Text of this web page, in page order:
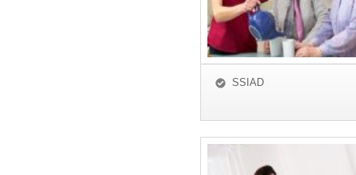
SSIAD